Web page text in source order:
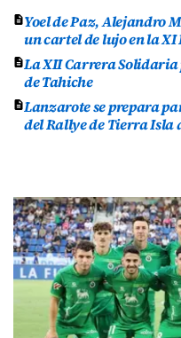
Yoel de Paz, Alejandro
un cartel de lujo en la
La XII Carrera Solidaria
de Tahiche
Lanzarote se prepara
del Rallye de Tierra Isla